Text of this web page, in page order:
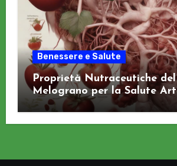
Benessere e Salute
Proprietà Nutraceutiche del
Melograno per la Salute